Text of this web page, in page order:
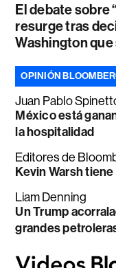
El debate sobre
resurge tras
Washington
OPINIÓN
Juan Pablo
México está
la hospitalidad
Editores de
Kevin Warsh
Liam Denning
Un Trump
grandes